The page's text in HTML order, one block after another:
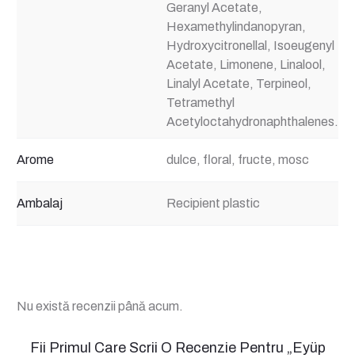
Geranyl Acetate,
Hexamethylindanopyran,
Hydroxycitronellal, Isoeugenyl
Acetate, Limonene, Linalool,
Linalyl Acetate, Terpineol,
Tetramethyl
Acetyloctahydronaphthalenes.
Arome dulce, floral, fructe, mosc
Ambalaj Recipient plastic
R
Nu există recenzii până acum.
Fii Primul Care Scrii O Recenzie Pentru „Eyüp